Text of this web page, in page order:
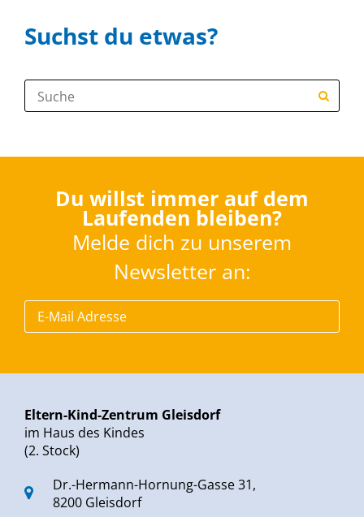
Suchst du etwas?
Suche:
Du willst immer auf dem
Laufenden bleiben?
Melde dich zu unserem
Newsletter an:
Eltern-Kind-Zentrum Gleisdorf
im Haus des Kindes
(2. Stock)
Dr.-Hermann-Hornung-Gasse 31,
8200 Gleisdorf